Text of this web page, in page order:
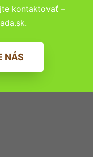
kontaktovať –
NÁS